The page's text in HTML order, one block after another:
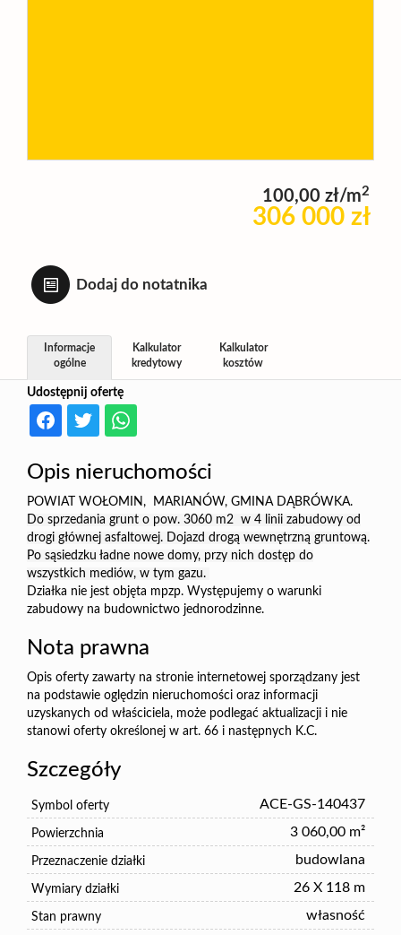
100,00 zł/m2
306 000 zł
Dodaj do notatnika
Udostępnij ofertę
Informacje
ogólne
Kalkulator
kredytowy
Kalkulator
kosztów
Opis nieruchomości
POWIAT WOŁOMIN, MARIANÓW, GMINA DĄBRÓWKA.
Do sprzedania grunt o pow. 3060 m2 w 4 linii zabudowy od
drogi głównej asfaltowej. Dojazd drogą wewnętrzną gruntową.
Po sąsiedzku ładne nowe domy, przy nich dostęp do
wszystkich mediów, w tym gazu.
Działka nie jest objęta mpzp. Występujemy o warunki
zabudowy na budownictwo jednorodzinne.
Nota prawna
Opis oferty zawarty na stronie internetowej sporządzany jest
na podstawie oględzin nieruchomości oraz informacji
uzyskanych od właściciela, może podlegać aktualizacji i nie
stanowi oferty określonej w art. 66 i następnych K.C.
Szczegóły
Symbol oferty ACE-GS-140437
Powierzchnia 3 060,00 m²
Przeznaczenie działki budowlana
Wymiary działki 26 X 118 m
Stan prawny własność